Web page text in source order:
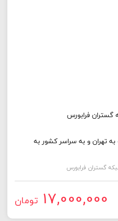
تهران و به سراسر کشور به
گستران فرابورس
17,000,000 تومان